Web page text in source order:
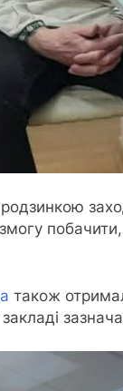
змогу
також